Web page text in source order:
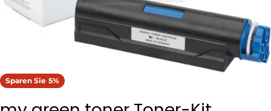
Sparen Sie 5%